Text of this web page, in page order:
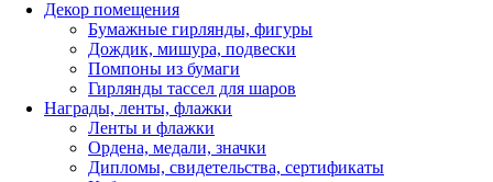
Декор помещения
Бумажные гирлянды, фигуры
Дождик, мишура, подвески
Помпоны из бумаги
Гирлянды тассел для шаров
Награды, ленты, флажки
Ленты и флажки
Ордена, медали, значки
Дипломы, свидетельства, сертификаты